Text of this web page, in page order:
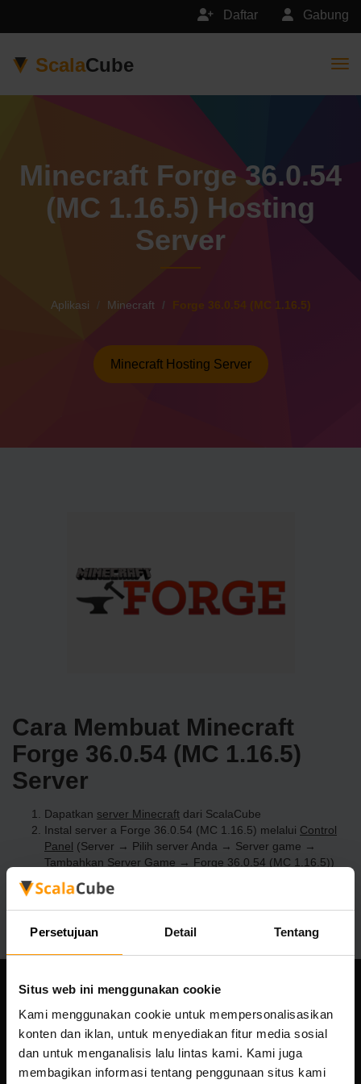
Persetujuan Detail Tentang
Situs web ini menggunakan cookie
Kami menggunakan cookie untuk mempersonalisasikan
konten dan iklan, untuk menyediakan fitur media sosial
dan untuk menganalisis lalu lintas kami. Kami juga
membagikan informasi tentang penggunaan situs kami
Gabung
Daftar
ScalaCube
Minecraft Forge 36.0.54
(MC 1.16.5) Hosting
Server
Aplikasi Minecraft Forge 36.0.54 (MC 1.16.5)
Minecraft Hosting Server
Cara Membuat Minecraft
Forge 36.0.54 (MC 1.16.5)
Server
Dapatkan server Minecraft dari ScalaCube
Instal server a Forge 36.0.54 (MC 1.16.5) melalui Control
Panel (Server → Pilih server Anda → Server game →
Tambahkan Server Game → Forge 36.0.54 (MC 1.16.5))
Selamat bermain di server!
Perusahaan kami
Scalable Hosting Solutions OÜ